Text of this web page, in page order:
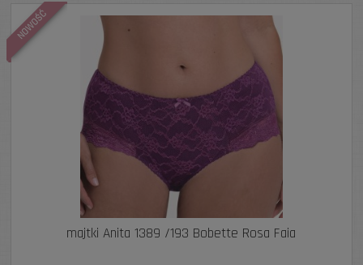
majtki Anita 1389 /193 Bobette Rosa Faia
NOWOŚĆ